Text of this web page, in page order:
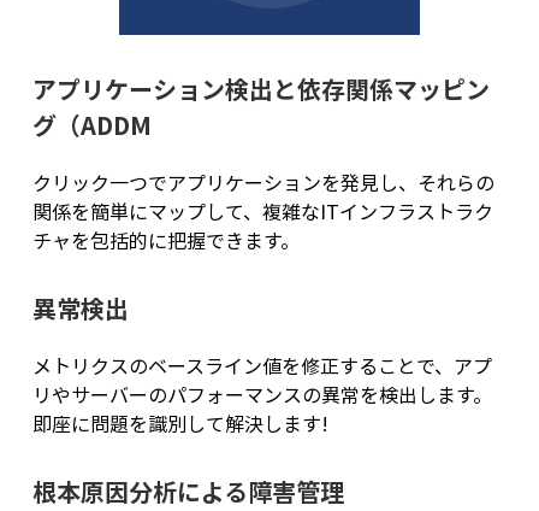
アプリケーション検出と依存関係マッピン
グ（ADDM
クリック一つでアプリケーションを発見し、それらの
関係を簡単にマップして、複雑なITインフラストラク
チャを包括的に把握できます。
異常検出
メトリクスのベースライン値を修正することで、アプ
リやサーバーのパフォーマンスの異常を検出します。
即座に問題を識別して解決します!
根本原因分析による障害管理